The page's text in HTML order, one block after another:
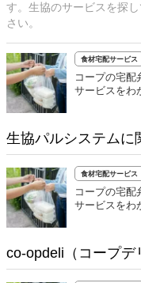
す。生協のサービスを探
さい。
食材宅配サービス
コープの宅配
サービスをわ
生協パルシステムに
食材宅配サービス
コープの宅配
サービスをわ
co-opdeli（コープ